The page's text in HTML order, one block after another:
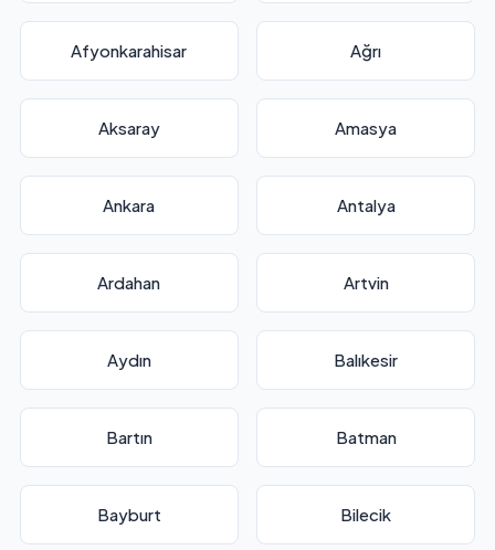
Afyonkarahisar Ağrı
Aksaray Amasya
Ankara Antalya
Ardahan Artvin
Aydın Balıkesir
Bartın Batman
Bayburt Bilecik